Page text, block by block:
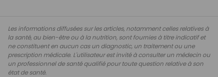
Les informations diffusées sur les articles, notamment celles relatives à
la santé, au bien-être ou à la nutrition, sont fournies à titre indicatif et
ne constituent en aucun cas un diagnostic, un traitement ou une
prescription médicale. L'utilisateur est invité à consulter un médecin ou
un professionnel de santé qualifié pour toute question relative à son
état de santé.